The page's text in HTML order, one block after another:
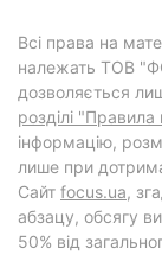
Всі права на
належать ТОВ
дозволяється
розділі
інформацію,
лише при
Cайт focus.ua,
абзацу, обсягу
50% від